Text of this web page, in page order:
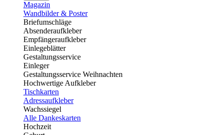
Magazin
Wandbilder & Poster
Briefumschläge
Absenderaufkleber
Empfängeraufkleber
Einlegeblätter
Gestaltungsservice
Einleger
Gestaltungsservice Weihnachten
Hochwertige Aufkleber
Tischkarten
Adressaufkleber
Wachssiegel
Alle Dankeskarten
Hochzeit